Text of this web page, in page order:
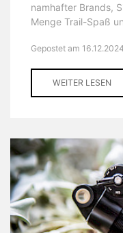
namhafter Brands,
Menge Trail-Spaß
Gepostet am
WEITER LESEN